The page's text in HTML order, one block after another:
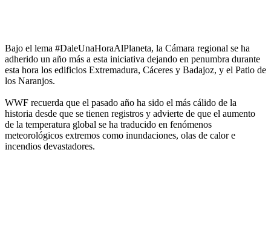
Bajo el lema #DaleUnaHoraAlPlaneta, la Cámara regional se ha
adherido un año más a esta iniciativa dejando en penumbra durante
esta hora los edificios Extremadura, Cáceres y Badajoz, y el Patio de
los Naranjos.
WWF recuerda que el pasado año ha sido el más cálido de la
historia desde que se tienen registros y advierte de que el aumento
de la temperatura global se ha traducido en fenómenos
meteorológicos extremos como inundaciones, olas de calor e
incendios devastadores.